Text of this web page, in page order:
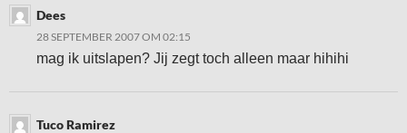
Dees
28 SEPTEMBER 2007 OM 02:15
mag ik uitslapen? Jij zegt toch alleen maar hihihi
Tuco Ramirez